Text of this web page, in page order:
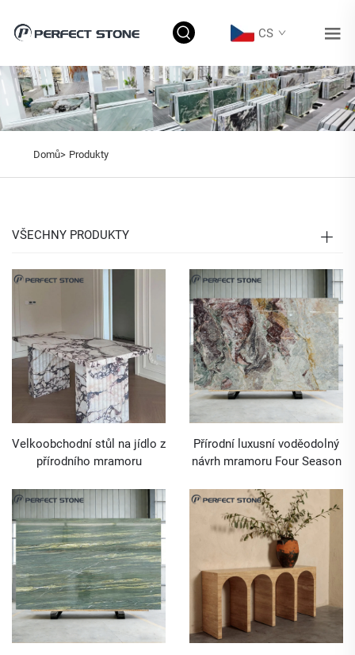
CS
Domů> Produkty
VŠECHNY PRODUKTY
Velkoobchodní stůl na jídlo z
přírodního mramoru
PerfectStone pro projekty
Přírodní luxusní voděodolný
návrh mramoru Four Season
barvě od PerfectStone pro
projekty umyvadel a stavby
hotelů